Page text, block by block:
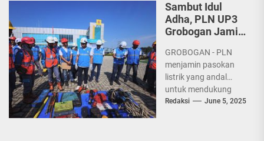
pemberdayaan yang
berfokus pada
ketahanan...
Sambut Idul
Adha, PLN UP3
Grobogan Jamin
Pasokan Listrik
GROBOGAN - PLN
menjamin pasokan
listrik yang andal
untuk mendukung
pelaksanaan Hari
Redaksi June 5, 2025